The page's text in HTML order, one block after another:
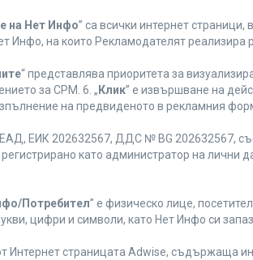
на Нет Инфо” са всички интернет
Инфо, на които Рекламодателят
“ представлява приоритета за
за CPM. 6. „ Клик” е извършване на
на предвиденото в рекламния
ЕИК 202632567, ДДС № BG 202632567,
като администратор на лични
Потребител” е физическо лице,
цифри и символи, като Нет Инфо си
Интернет страницата Adwise, съдържаща